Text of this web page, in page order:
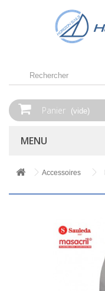
Panier (vide)
MENU
Accessoires